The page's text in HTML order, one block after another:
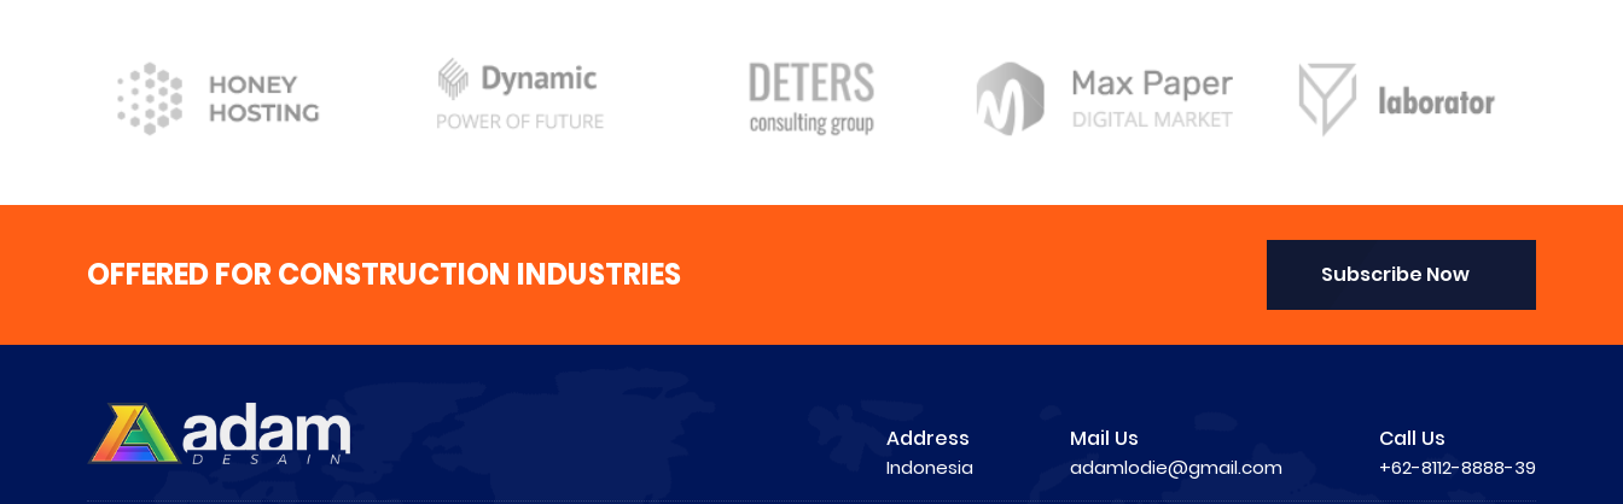
OFFERED FOR CONSTRUCTION INDUSTRIES Subscribe Now
Address
Indonesia
Mail Us
adamlodie@gmail.com
Call Us
+62-8112-8888-39